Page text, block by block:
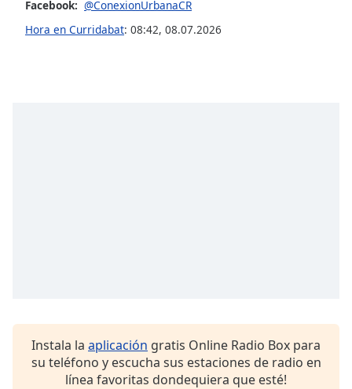
Opacity
Style
Facebook: @ConexionUrbanaCR
Hora en Curridabat: 08:42, 08.07.2026
Instala la aplicación gratis Online Radio Box para
su teléfono y escucha sus estaciones de radio en
línea favoritas dondequiera que esté!